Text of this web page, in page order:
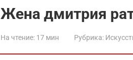
Жена дмитрия
На чтение: 17 мин Рубрика: